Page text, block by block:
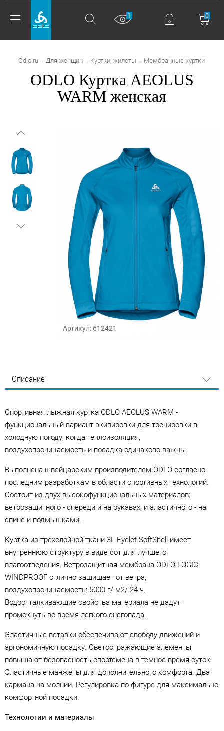
0
1
Odlo.ru → Для женщин → Куртки, жилеты → Мембранные куртки
ODLO Куртка AEOLUS
WARM женская
Артикул: 612421
Описание
Cпортивная лыжная куртка ODLO AEOLUS WARM -
функциональный вариант экипировки для тренировки в
холодную погоду, когда теплоизоляция,
воздухопроницаемость и посадка одинаково важны.
Выполнена швейцарским производителем ODLO согласно
последним разработкам в области спортивных технологий.
Состоит из двух высокофункциональных материалов:
ветрозащитного - спереди и на рукавах, и эластичного - на
спине и подмышками.
Куртка из трехслойной ткани 3L Eyelet SoftShell имеет
внутреннюю структуру в виде сот для лучшего
влагоотведения. Ветрозащитная мембрана ODLO LOGIC
WINDPROOF отлично защищает от ветра,
воздухопроницаемость: 5000 г/ м2/ 24 ч.
Водоотталкивающие свойства материала не дадут
промокнуть во время легкого снегопада.
Эластичные вставки обеспечивают свободу движений и
эргономичную посадку. Cветоотражающие элементы
повышают безопасность спортсмена в темное время суток.
Эластичные манжеты для дополнительного комфорта. Два
кармана на молнии. Регулировка по фигуре для максимально
комфортной посадки.
Технологии и материалы